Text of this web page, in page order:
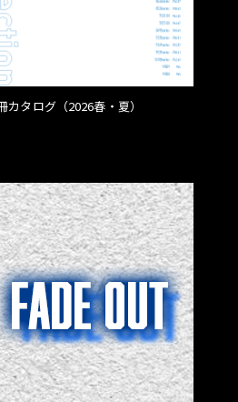
カタログ（2026春・夏）